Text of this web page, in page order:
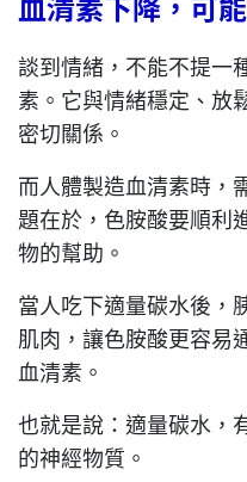
談到情緒，不能不提一
素。它與情緒穩定、放
密切關係。
而人體製造血清素時，
題在於，色胺酸要順利
物的幫助。
當人吃下適量碳水後，
肌肉，讓色胺酸更容易
血清素。
也就是說：適量碳水，
的神經物質。